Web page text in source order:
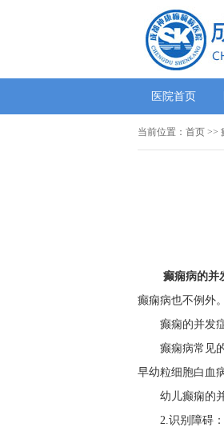
医院首页
当前位置： 首页 >>
癫痫病的并
癫痫病也不例外。
癫痫的并发
癫痫病常见
早幼粒细胞白血
幼儿癫痫的
2.识别障碍